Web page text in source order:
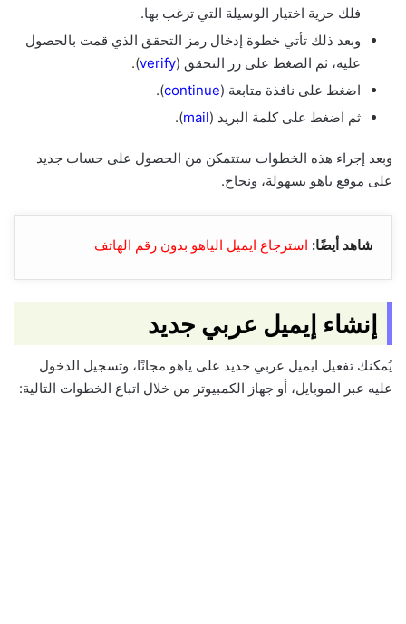
فلك حرية اختيار الوسيلة التي ترغب بها.
وبعد ذلك تأتي خطوة إدخال رمز التحقق الذي قمت بالحصول
عليه، ثم الضغط على زر التحقق (verify
).
اضغط على نافذة متابعة (continue
).
ثم اضغط على كلمة البريد (mail
).
وبعد إجراء هذه الخطوات ستتمكن من الحصول على حساب جديد
على موقع ياهو بسهولة، ونجاح.
شاهد أيضًا: استرجاع ايميل الياهو بدون رقم الهاتف
إنشاء إيميل عربي جديد
يُمكنك تفعيل ايميل عربي جديد على ياهو مجانًا، وتسجيل الدخول
عليه عبر الموبايل، أو جهاز الكمبيوتر من خلال اتباع الخطوات التالية: